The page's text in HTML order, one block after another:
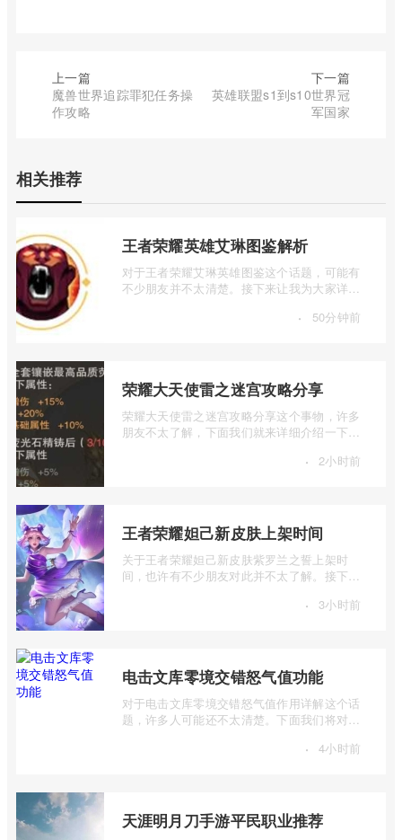
上一篇
魔兽世界追踪罪犯任务操
作攻略
下一篇
英雄联盟s1到s10世界冠
军国家
相关推荐
王者荣耀英雄艾琳图鉴解析
对于王者荣耀艾琳英雄图鉴这个话题，可能有
不少朋友并不太清楚。接下来让我为大家详细
· 50分钟前
荣耀大天使雷之迷宫攻略分享
荣耀大天使雷之迷宫攻略分享这个事物，许多
朋友不太了解，下面我们就来详细介绍一下荣
· 2小时前
王者荣耀妲己新皮肤上架时间
关于王者荣耀妲己新皮肤紫罗兰之誓上架时
间，也许有不少朋友对此并不太了解。接下来
· 3小时前
电击文库零境交错怒气值功能
对于电击文库零境交错怒气值作用详解这个话
题，许多人可能还不太清楚。下面我们将对电
· 4小时前
天涯明月刀手游平民职业推荐